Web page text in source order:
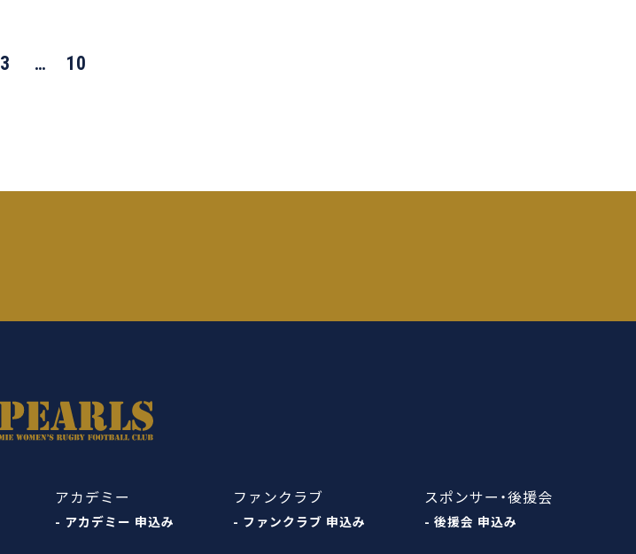
3 … 10
アカデミー
- アカデミー 申込み
ファンクラブ
- ファンクラブ 申込み
スポンサー・後援会
- 後援会 申込み